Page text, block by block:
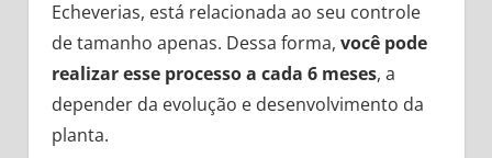
Echeverias, está relacionada ao seu controle
de tamanho apenas. Dessa forma, você pode
realizar esse processo a cada 6 meses, a
depender da evolução e desenvolvimento da
planta.